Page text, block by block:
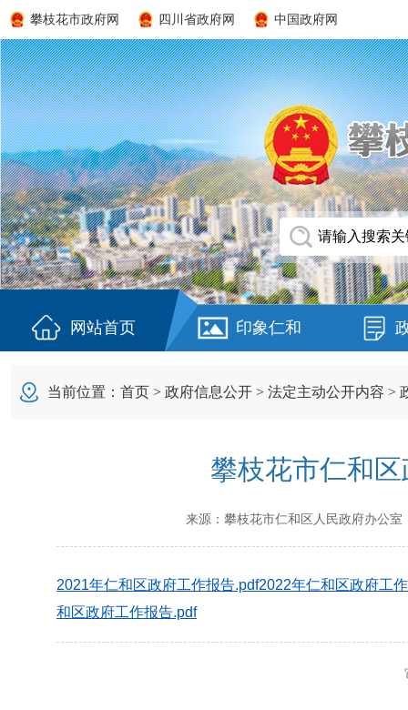
攀枝花市政府网 四川省政府网 中国政府网
网站首页 印象仁和
当前位置： 首页 > 政府信息公开 > 法定主动公开内容 >
攀枝花市仁和
来源： 攀枝花市仁和区人民政府办公室
2021年仁和区政府工作报告.pdf2022年仁和区政府工
和区政府工作报告.pdf